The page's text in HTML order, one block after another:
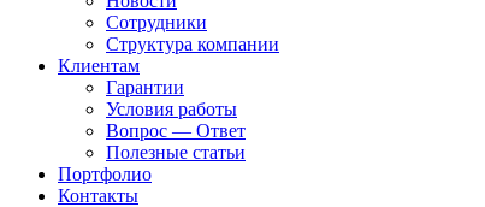
Сотрудники
Структура компании
Клиентам
Гарантии
Условия работы
Вопрос — Ответ
Полезные статьи
Портфолио
Контакты